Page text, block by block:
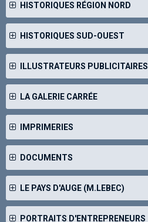
HISTORIQUES RÉGION NORD
HISTORIQUES SUD-OUEST
ILLUSTRATEURS PUBLICITAIRES
LA GALERIE CARRÉE
IMPRIMERIES
DOCUMENTS
LE PAYS D'AUGE (M.LEBEC)
PORTRAITS D'ENTREPRENEURS